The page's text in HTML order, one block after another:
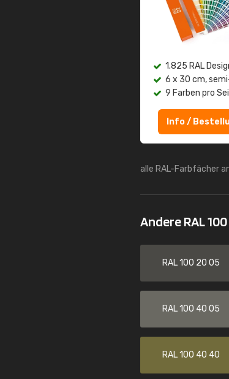
1.825 RAL
6 x 30 cm,
9 Farben pro
Info /
alle RAL-Farbfächer
Andere RAL
RAL 100 20 05
RAL 100 40 05
RAL 100 40 40